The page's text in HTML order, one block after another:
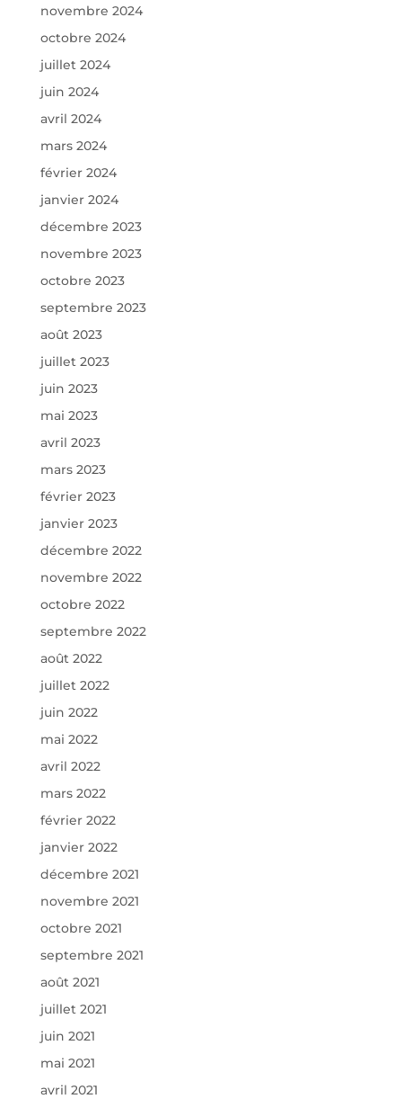
novembre 2024
octobre 2024
juillet 2024
juin 2024
avril 2024
mars 2024
février 2024
janvier 2024
décembre 2023
novembre 2023
octobre 2023
septembre 2023
août 2023
juillet 2023
juin 2023
mai 2023
avril 2023
mars 2023
février 2023
janvier 2023
décembre 2022
novembre 2022
octobre 2022
septembre 2022
août 2022
juillet 2022
juin 2022
mai 2022
avril 2022
mars 2022
février 2022
janvier 2022
décembre 2021
novembre 2021
octobre 2021
septembre 2021
août 2021
juillet 2021
juin 2021
mai 2021
avril 2021